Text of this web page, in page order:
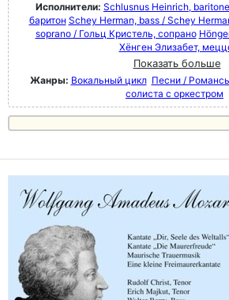
Исполнители: Schlusnus Heinrich,
баритон Schey Herman, bass / Schey
soprano / Гольц Кристель, сопрано
Хёнген Элизабет,
Показать больше
Жанры: Вокальный цикл Песни /
солиста с оркестром